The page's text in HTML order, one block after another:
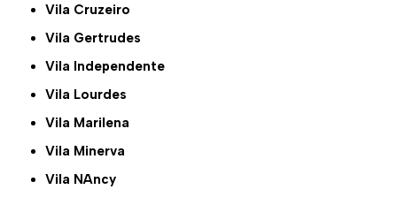
Vila Cruzeiro
Vila Gertrudes
Vila Independente
Vila Lourdes
Vila Marilena
Vila Minerva
Vila NAncy